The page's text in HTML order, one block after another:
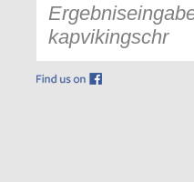
kapvikingschr